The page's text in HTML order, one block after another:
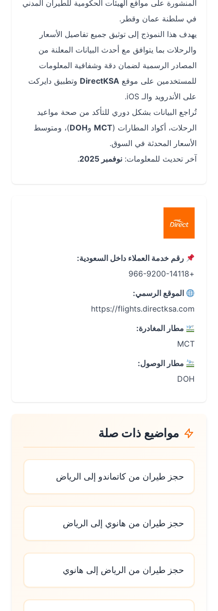
المنشورة على مواقع الهيئات الحكومية للطيران المدني
في سلطنة عمان وقطر.
يهدف هذا النموذج إلى توثيق جميع تفاصيل الأسعار
والرحلات بما يتوافق مع أحدث البيانات المعلنة من
المصادر الرسمية لضمان دقة وشفافية المعلومات
للمستخدمين على موقع DirectKSAوتطبيق دايركت
على الأندرويد والـ iOS.
تُراجع البيانات بشكل دوري للتأكد من صحة مواعيد
الرحلات، أكواد المطارات (MCTوDOH)، ومتوسط
الأسعار المحدثة في السوق.
آخر تحديث للمعلومات:نوفمبر 2025 .
رقم خدمة العملاء داخل السعودية:
الموقع الرسمي:
https://flights.directksa.com
مطار المغادرة:
مطار الوصول:
مواضيع ذات صلة
حجز طيران من كاتماندو إلى الرياض
حجز طيران من هانوي إلى الرياض
حجز طيران من الرياض إلى هانوي